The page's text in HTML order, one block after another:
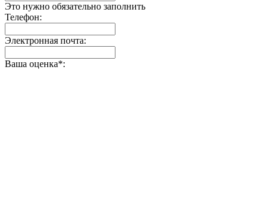
Это нужно обязательно заполнить
Телефон:
Электронная почта:
Ваша оценка*: